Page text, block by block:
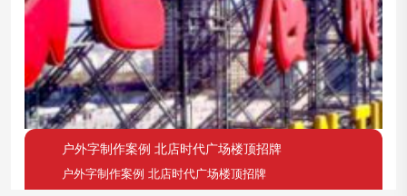
户外字制作案例 北店时代广场楼顶招牌
户外字制作案例 北店时代广场楼顶招牌